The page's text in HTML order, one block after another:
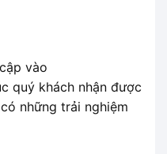
vào
quý khách nhận được
những trải nghiệm